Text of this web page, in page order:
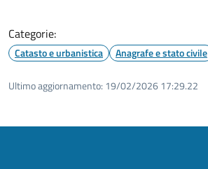
Categorie:
Catasto e urbanistica Anagrafe e stato civile
Ultimo aggiornamento: 19/02/2026 17:29.22